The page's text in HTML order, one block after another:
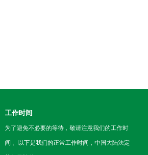
工作时间
为了避免不必要的等待，敬请注意我们的工作时
间 。以下是我们的正常工作时间，中国大陆法定